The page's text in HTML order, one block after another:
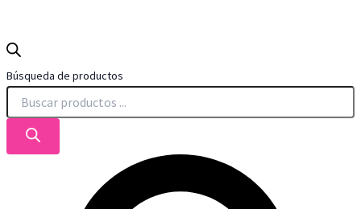
Búsqueda de productos